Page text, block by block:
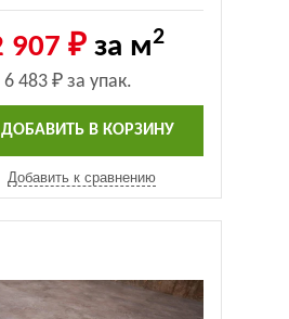
Зимний лес (ECO 9-5)
(ECO 9-5)
907 ₽ за м2
6 483 ₽за упак.
ДОБАВИТЬ В КОРЗИНУ
Добавить к сравнению